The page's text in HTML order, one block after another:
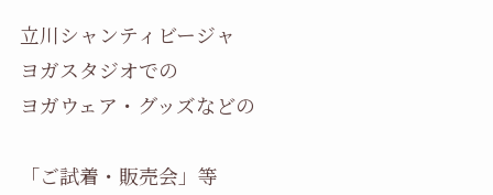
立川シャンティビージャ
ヨガスタジオでの
ヨガウェア・グッズなどの
「ご試着・販売会」等